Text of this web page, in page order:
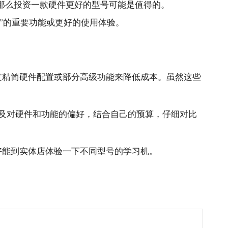
投资一款硬件更好的型号可能是值得的。
重要功能或更好的使用体验。
简硬件配置或部分高级功能来降低成本。虽然这些
对硬件和功能的偏好，结合自己的预算，仔细对比
到实体店体验一下不同型号的学习机。